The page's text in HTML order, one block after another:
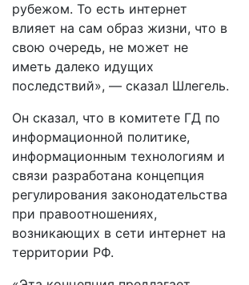
рубежом. То есть интернет
влияет на сам образ жизни, что в
свою очередь, не может не
иметь далеко идущих
последствий», — сказал Шлегель.
Он сказал, что в комитете ГД по
информационной политике,
информационным технологиям и
связи разработана концепция
регулирования законодательства
при правоотношениях,
возникающих в сети интернет на
территории РФ.